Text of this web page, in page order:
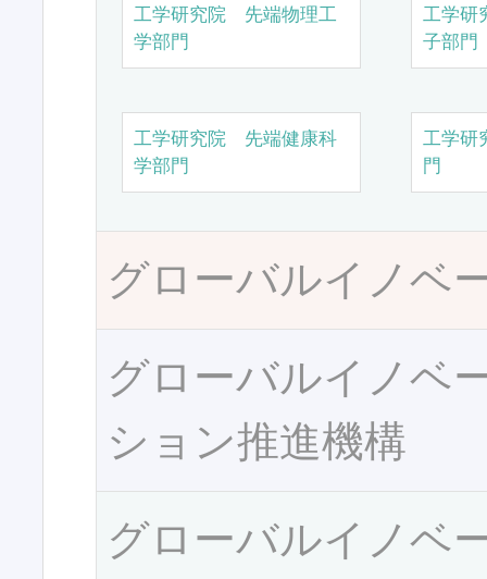
工学研究院 先端物理工
学部門
工学研
子部門
工学研究院 先端健康科
学部門
工学研
門
グローバルイノベ
グローバルイノベ
ション推進機構
グローバルイノベ